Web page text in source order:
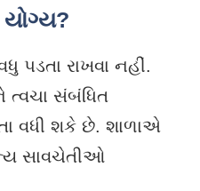
પડતા રાખવા નહીં.
ત્વચા સંબંધિત
વધી શકે છે. શાળાએ
સાવચેતીઓ